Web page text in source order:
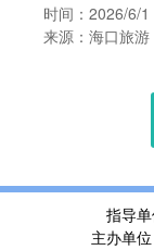
时间：2026/6/1
来源：海口旅游
指导
主办单